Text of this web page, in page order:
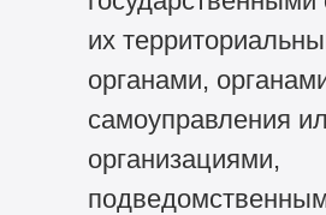
их
органами,
самоуправления
организациями,